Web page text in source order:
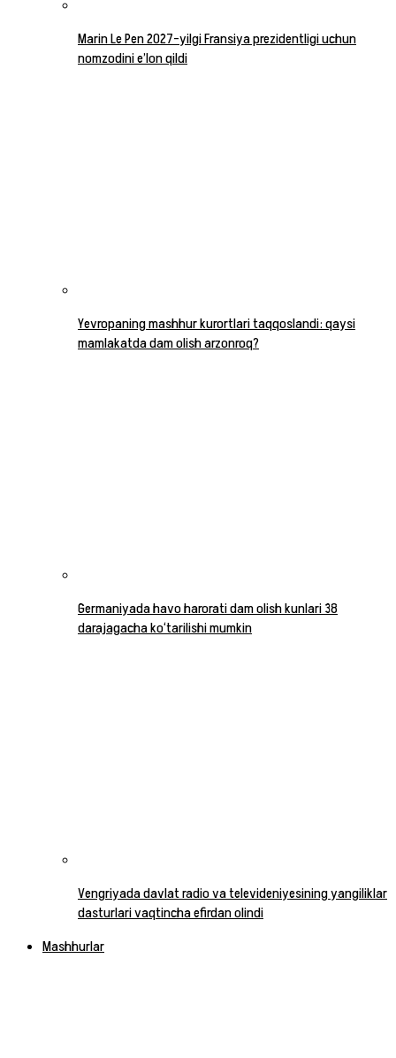
Marin Le Pen 2027-yilgi Fransiya prezidentligi uchun
nomzodini e’lon qildi
Yevropaning mashhur kurortlari taqqoslandi: qaysi
mamlakatda dam olish arzonroq?
Germaniyada havo harorati dam olish kunlari 38
darajagacha ko‘tarilishi mumkin
Vengriyada davlat radio va televideniyesining yangiliklar
dasturlari vaqtincha efirdan olindi
Mashhurlar